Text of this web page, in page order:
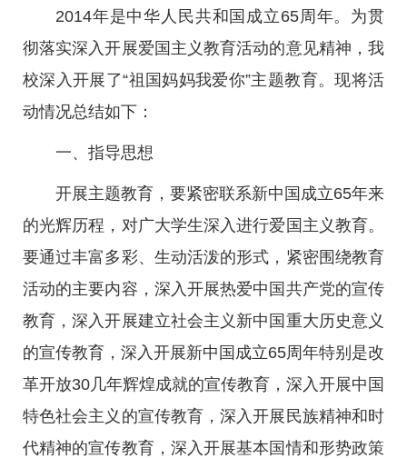
2014年是中华人民共和国成立65周年。为贯
彻落实深入开展爱国主义教育活动的意见精神，我
校深入开展了“祖国妈妈我爱你”主题教育。现将活
动情况总结如下：
一、指导思想
开展主题教育，要紧密联系新中国成立65年来
的光辉历程，对广大学生深入进行爱国主义教育。
要通过丰富多彩、生动活泼的形式，紧密围绕教育
活动的主要内容，深入开展热爱中国共产党的宣传
教育，深入开展建立社会主义新中国重大历史意义
的宣传教育，深入开展新中国成立65周年特别是改
革开放30几年辉煌成就的宣传教育，深入开展中国
特色社会主义的宣传教育，深入开展民族精神和时
代精神的宣传教育，深入开展基本国情和形势政策